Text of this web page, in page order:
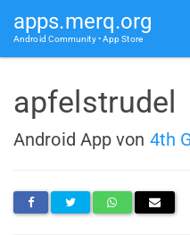
apps.merq.org
Android Community • App Store
apfelstrudel
Android App von 4th